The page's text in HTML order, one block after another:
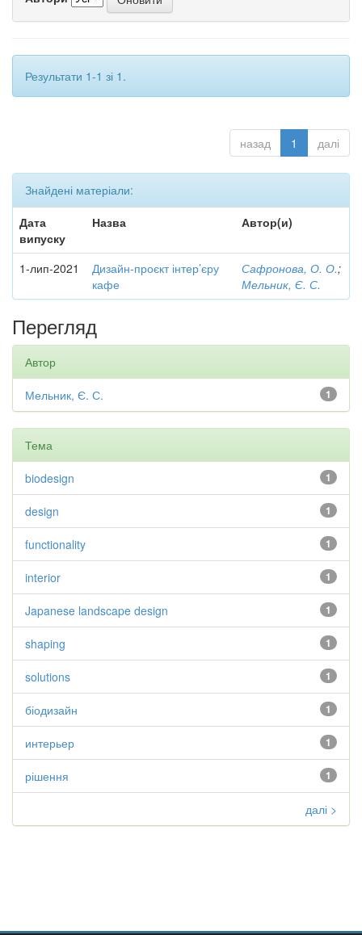
Результати 1-1 зі 1.
назад 1 далі
Знайдені матеріали:
Дата
випуску
Назва Автор(и)
1-лип-2021
Дизайн-проєкт інтер’єру
кафе
Сафронова, О. О.;
Мельник, Є. С.
Перегляд
Автор
1
Мельник, Є. С.
Тема
1
biodesign
1
design
1
functionality
1
interior
1
Japanese landscape design
1
shaping
1
solutions
1
біодизайн
1
интерьер
1
рішення
далі >